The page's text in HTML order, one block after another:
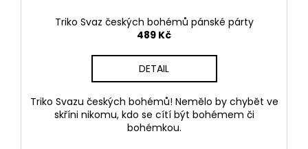
Triko Svaz českých bohémů pánské párty
489 Kč
DETAIL
Triko Svazu českých bohémů! Nemělo by chybět ve
skříni nikomu, kdo se cítí být bohémem či
bohémkou.